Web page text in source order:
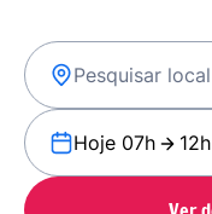
Hoje 07h 12h